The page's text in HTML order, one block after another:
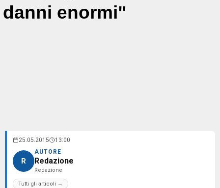
danni enormi"
25.05.2015 13:00
R
AUTORE
Redazione
Redazione
Tutti gli articoli →